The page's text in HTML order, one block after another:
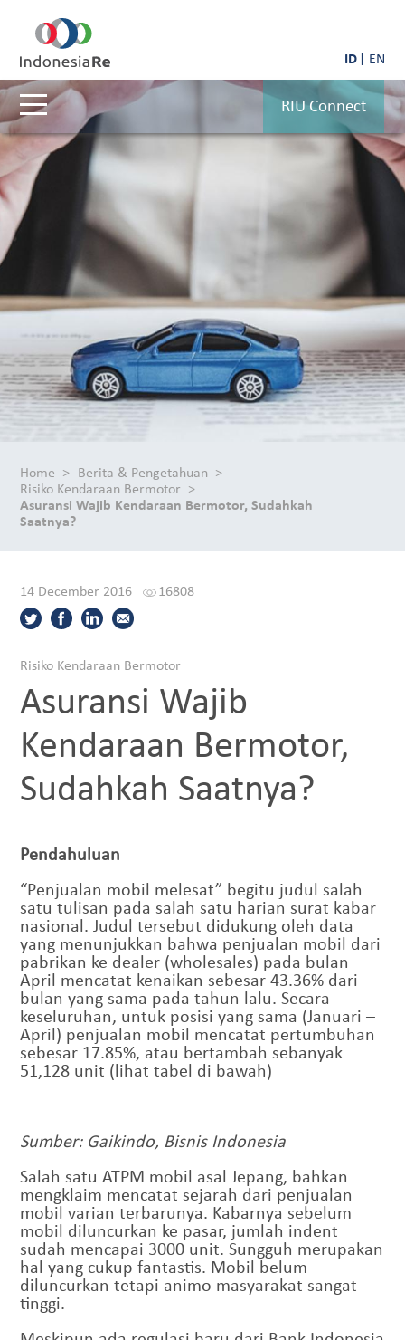
ID EN
RIU Connect
Home
Berita & Pengetahuan
Risiko Kendaraan Bermotor
Asuransi Wajib Kendaraan Bermotor, Sudahkah
Saatnya?
14 December 2016 16808
Risiko Kendaraan Bermotor
Asuransi Wajib
Kendaraan Bermotor,
Sudahkah Saatnya?
Pendahuluan
“Penjualan mobil melesat” begitu judul salah
satu tulisan pada salah satu harian surat kabar
nasional. Judul tersebut didukung oleh data
yang menunjukkan bahwa penjualan mobil dari
pabrikan ke dealer (wholesales) pada bulan
April mencatat kenaikan sebesar 43.36% dari
bulan yang sama pada tahun lalu. Secara
keseluruhan, untuk posisi yang sama (Januari –
April) penjualan mobil mencatat pertumbuhan
sebesar 17.85%, atau bertambah sebanyak
51,128 unit (lihat tabel di bawah)
Sumber: Gaikindo, Bisnis Indonesia
Salah satu ATPM mobil asal Jepang, bahkan
mengklaim mencatat sejarah dari penjualan
mobil varian terbarunya. Kabarnya sebelum
mobil diluncurkan ke pasar, jumlah indent
sudah mencapai 3000 unit. Sungguh merupakan
hal yang cukup fantastis. Mobil belum
diluncurkan tetapi animo masyarakat sangat
tinggi.